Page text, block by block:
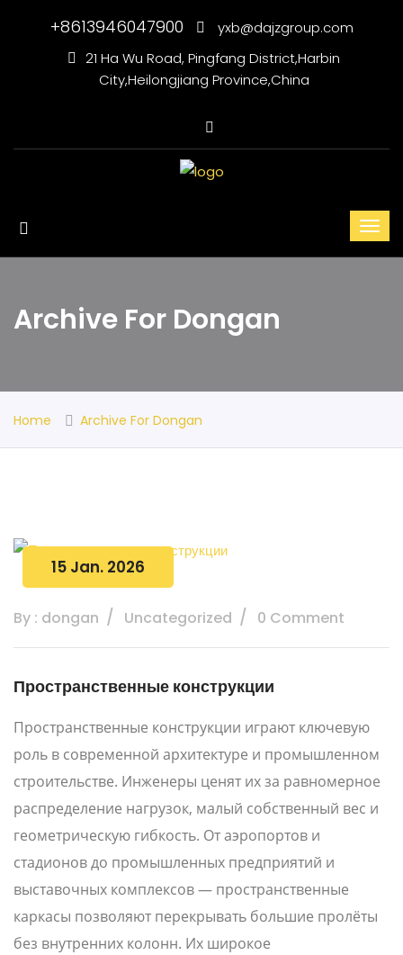
+8613946047900
yxb@dajzgroup.com
21 Ha Wu Road, Pingfang District,Harbin
City,Heilongjiang Province,China
Archive For Dongan
Home Archive For Dongan
15 Jan. 2026
By : dongan Uncategorized 0 Comment
Пространственные конструкции
Пространственные конструкции играют ключевую
роль в современной архитектуре и промышленном
строительстве. Инженеры ценят их за равномерное
распределение нагрузок, малый собственный вес и
геометрическую гибкость. От аэропортов и
стадионов до промышленных предприятий и
выставочных комплексов — пространственные
каркасы позволяют перекрывать большие пролёты
без внутренних колонн. Их широкое